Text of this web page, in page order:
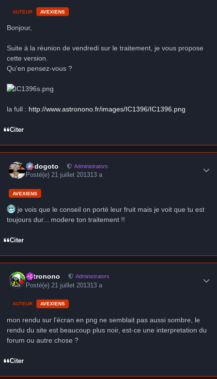
AUTEUR AVEXIENS
Bonjour,
Suite à la réunion de vendredi sur le traitement, je vous propose
cette version.
Qu'en pensez-vous ?
la full : http://www.astronono.fr/images/IC1396/IC1396.png
Citer
frédogoto Administrators
Posté(e)21 juillet 201313 a
AVEXIENS
je vois que le conseil on porté leur fruit mais je voit que tu est
toujours dur... modere ton traitement !!
Citer
astronono Administrators
Posté(e) 21 juillet 201313 a
AUTEUR AVEXIENS
mon rendu sur l'écran en png ne semblait pas aussi sombre, le
rendu du site est beaucoup plus noir, est-ce une interpretation du
forum ou autre chose ?
Citer